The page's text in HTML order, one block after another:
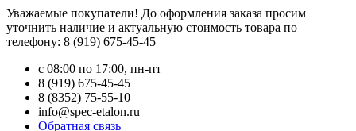
Уважаемые покупатели! До оформления заказа просим
уточнить наличие и актуальную стоимость товара по
телефону: 8 (919) 675-45-45
с 08:00 по 17:00, пн-пт
8 (919) 675-45-45
8 (8352) 75-55-10
info@spec-etalon.ru
Обратная связь